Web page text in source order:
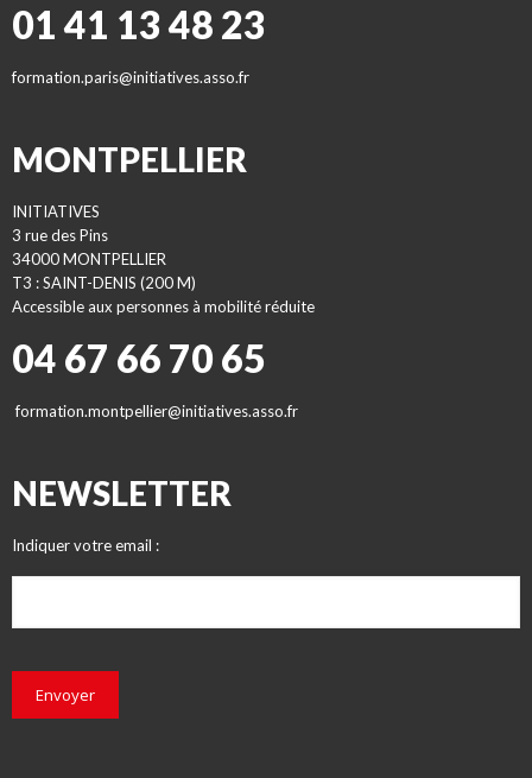
01 41 13 48 23
formation.paris@initiatives.asso.fr
MONTPELLIER
INITIATIVES
3 rue des Pins
34000 MONTPELLIER
T3 : SAINT-DENIS (200 M)
Accessible aux personnes à mobilité réduite
04 67 66 70 65
formation.montpellier@initiatives.asso.fr
NEWSLETTER
Indiquer votre email :
Envoyer